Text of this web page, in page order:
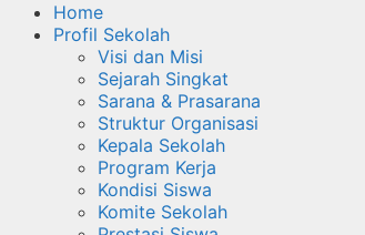
Home
Profil Sekolah
Visi dan Misi
Sejarah Singkat
Sarana & Prasarana
Struktur Organisasi
Kepala Sekolah
Program Kerja
Kondisi Siswa
Komite Sekolah